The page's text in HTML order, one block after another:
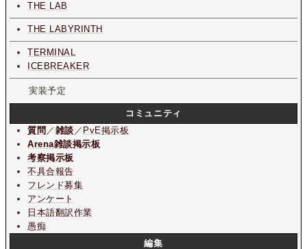
THE LAB
THE LABYRINTH
TERMINAL
ICEBREAKER
実装予定
コミュニティ
質問 ／ 雑談 ／ PvE掲示板
Arena雑談掲示板
考察掲示板
不具合報告
フレンド募集
アンケート
日本語翻訳作業
愚痴
編集